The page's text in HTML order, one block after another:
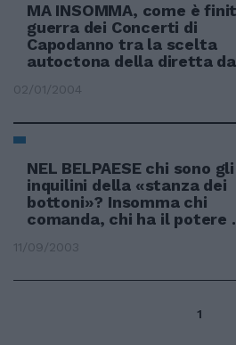
MA INSOMMA, come è
guerra dei Concerti di
Capodanno tra la scelta
autoctona della diretta da
02/01/2004
NEL BELPAESE chi sono gli
inquilini della «stanza dei
bottoni»? Insomma chi
comanda, chi ha il potere
11/09/2003
1